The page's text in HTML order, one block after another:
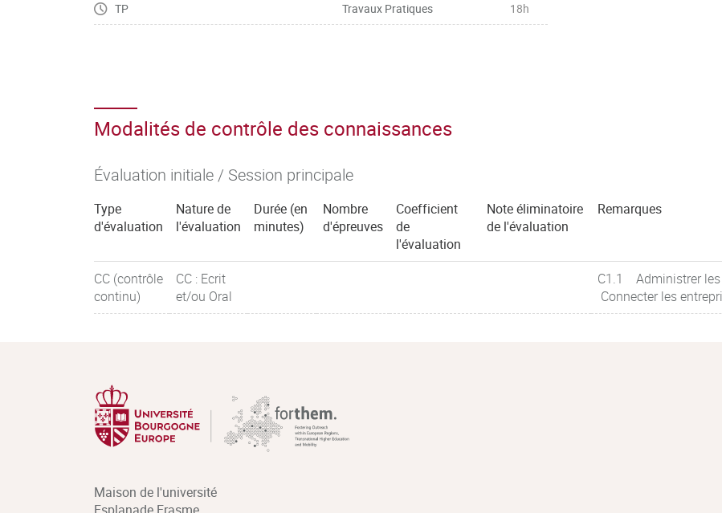
TP Travaux Pratiques 18h
Modalités de contrôle des connaissances
Évaluation initiale / Session principale
Type
d'évaluation
Nature de
l'évaluation
Durée (en
minutes)
Nombre
d'épreuves
Coefficient
de
l'évaluation
Note éliminatoire
de l'évaluation
Remarques
CC (contrôle
continu)
CC : Ecrit
et/ou Oral
C1.1 Administrer
Connecter les
Maison de l'université